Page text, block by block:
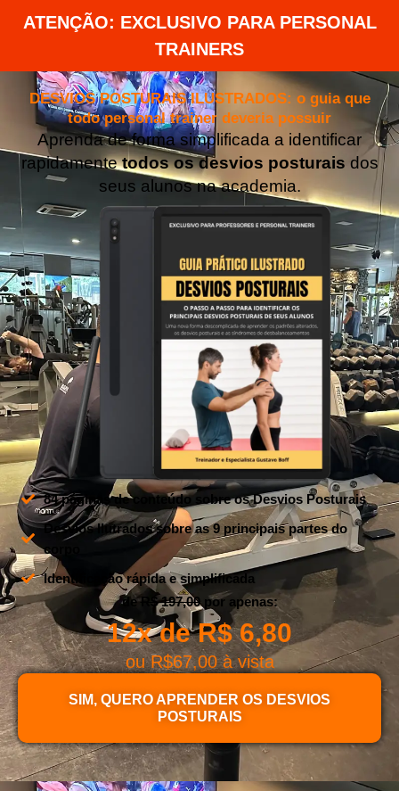
ATENÇÃO: EXCLUSIVO PARA PERSONAL
TRAINERS​
DESVIOS POSTURAIS ILUSTRADOS: o guia que
todo personal trainer deveria possuir
Aprenda de forma simplificada a identificar
rapidamentetodos os desvios posturais dos
seus alunos na academia.
84 páginas de conteúdo sobre os Desvios Posturais
Desvios Ilutrados sobre as 9 principais partes do
corpo
Identificação rápida e simplificada
deR$ 197,00por apenas:
12x de R$ 6,80
ou R$67,00 à vista
SIM, QUERO APRENDER OS DESVIOS
POSTURAIS